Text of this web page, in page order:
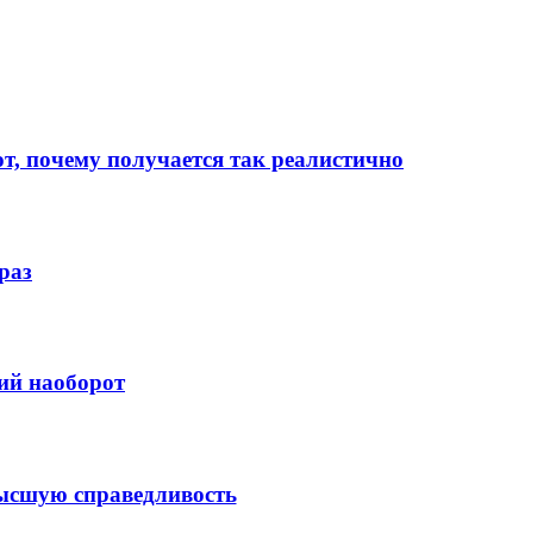
почему получается так реалистично
наоборот
справедливость